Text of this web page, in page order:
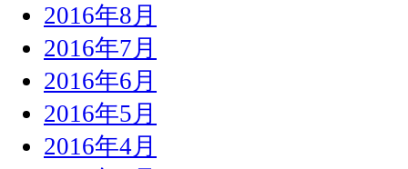
2016年8月
2016年7月
2016年6月
2016年5月
2016年4月